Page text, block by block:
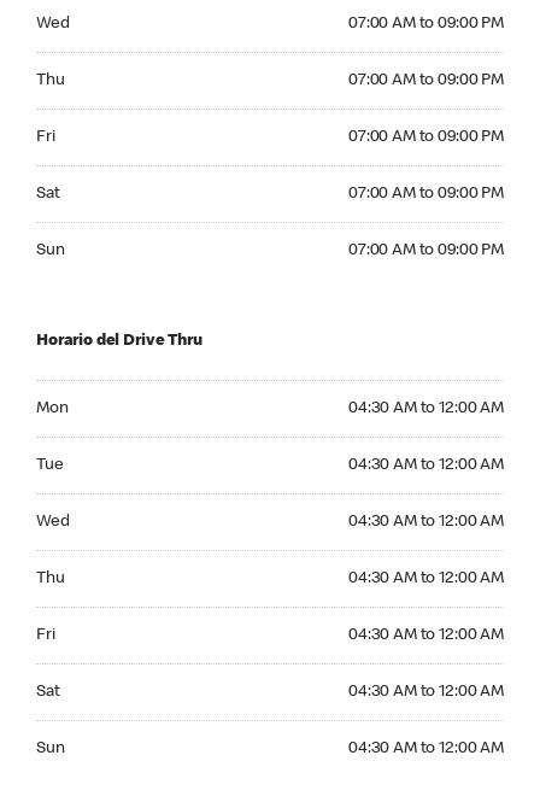
Wed 07:00 AM to 09:00 PM
Thu 07:00 AM to 09:00 PM
Fri 07:00 AM to 09:00 PM
Sat 07:00 AM to 09:00 PM
Sun 07:00 AM to 09:00 PM
Horario del Drive Thru
Mon 04:30 AM to 12:00 AM
Tue 04:30 AM to 12:00 AM
Wed 04:30 AM to 12:00 AM
Thu 04:30 AM to 12:00 AM
Fri 04:30 AM to 12:00 AM
Sat 04:30 AM to 12:00 AM
Sun 04:30 AM to 12:00 AM